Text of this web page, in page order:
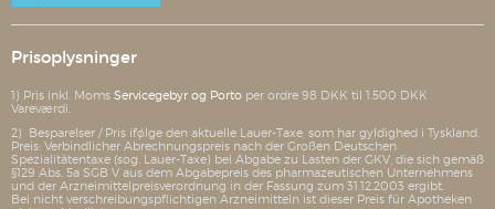
Prisoplysninger
1) Pris inkl. Moms Servicegebyr og Porto per ordre 98 DKK til 1.500 DKK
Vareværdi.
2) Besparelser / Pris ifølge den aktuelle Lauer-Taxe, som har gyldighed i Tyskland.
Preis: Verbindlicher Abrechnungspreis nach der Großen Deutschen
Spezialitätentaxe (sog. Lauer-Taxe) bei Abgabe zu Lasten der GKV, die sich gemäß
§129 Abs. 5a SGB V aus dem Abgabepreis des pharmazeutischen Unternehmens
und der Arzneimittelpreisverordnung in der Fassung zum 31.12.2003 ergibt.
Bei nicht verschreibungspflichtigen Arzneimitteln ist dieser Preis für Apotheken